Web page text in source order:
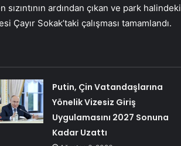
ardından çıkan ve park halindeki
Çayır Sokak’taki çalışması tamamlandı.
Putin, Çin Vatandaşlarına
Yönelik Vizesiz Giriş
Uygulamasını 2027 Sonuna
Kadar Uzattı